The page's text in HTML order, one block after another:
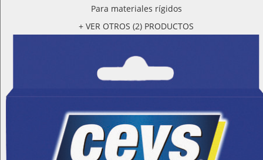
Para materiales rígidos
+ VER OTROS (2) PRODUCTOS